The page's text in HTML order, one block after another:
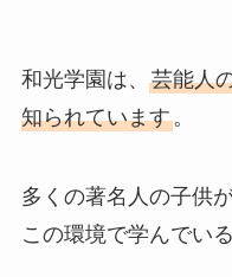
和光学園は、 芸能人
知られています。
多くの著名人の子供
この環境で学んでい